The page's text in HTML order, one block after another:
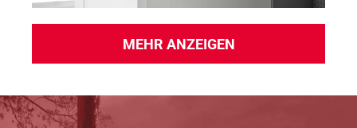
MEHR ANZEIGEN